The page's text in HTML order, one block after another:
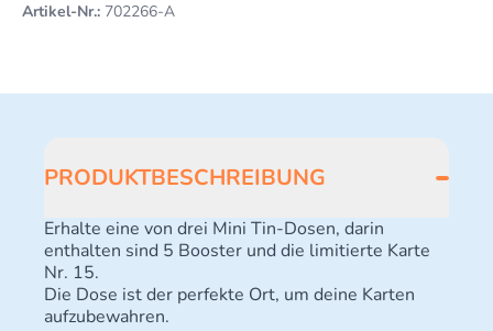
Artikel-Nr.: 702266-A
PRODUKTBESCHREIBUNG
Erhalte eine von drei Mini Tin-Dosen, darin
enthalten sind 5 Booster und die limitierte Karte
Nr. 15.
Die Dose ist der perfekte Ort, um deine Karten
aufzubewahren.